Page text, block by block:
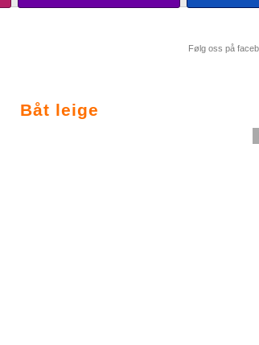
BILDERGALERIE
GALERIE
Følg oss på
Båt leige